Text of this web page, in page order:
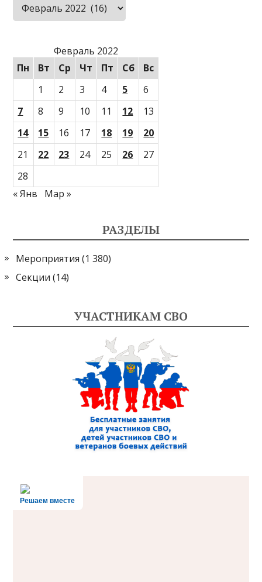
Февраль 2022
Пн
Вт Ср Чт Пт Сб
Вс
1
2 3 4 5
6
7
8 9 10 11 12
13
14
15 16 17 18 19
20
21
22 23 24 25 26
27
28
« Янв
Мар »
РАЗДЕЛЫ
Мероприятия (1 380)
Секции (14)
УЧАСТНИКАМ СВО
Решаем вместе